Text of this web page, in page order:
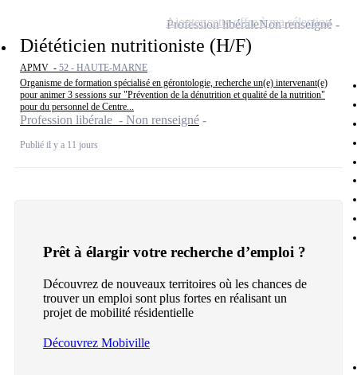
Diététicien nutritioniste (H/F)
APMV - 52 - HAUTE-MARNE
Organisme de formation spécialisé en gérontologie, recherche un(e) intervenant(e)
pour animer 3 sessions sur "Prévention de la dénutrition et qualité de la nutrition"
pour du personnel de Centre...
Profession libérale - Non renseigné
Publié il y a 11 jours
Profession libéraleNon renseigné
Ajouter cette offre à ma sélection
Prêt à élargir votre recherche d’emploi ?
Découvrez de nouveaux territoires où les chances de
trouver un emploi sont plus fortes en réalisant un
projet de mobilité résidentielle
Découvrez Mobiville